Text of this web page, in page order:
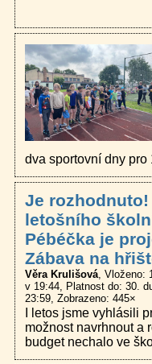
dva sportovní dny pro
Je rozhodnuto!
letošního
Pébéčka je
Zábava na
Věra Krulišová Vloženo:
v 19:44
Platnost do: 30.
23:59 Zobrazeno: 445×
I letos jsme vyhlásili
možnost navrhnout a
budget nechalo ve